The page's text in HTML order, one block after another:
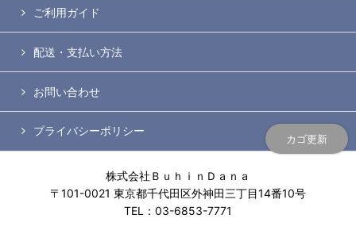
カゴ更新
ご利用ガイド
配送・支払い方法
お問い合わせ
プライバシーポリシー
株式会社ＢｕｈｉｎＤａｎａ
〒101-0021 東京都千代田区外神田三丁目14番10号
TEL：03-6853-7771